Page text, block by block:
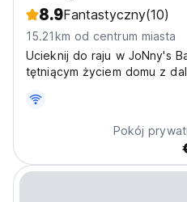
8.9Fantastyczny(10)
15.21km od centrum miasta
Ucieknij do raju w JoNny's
tętniącym życiem domu z
Circumferential Rd. w
idealne połączenie
relaksującego klimatu
Pokój